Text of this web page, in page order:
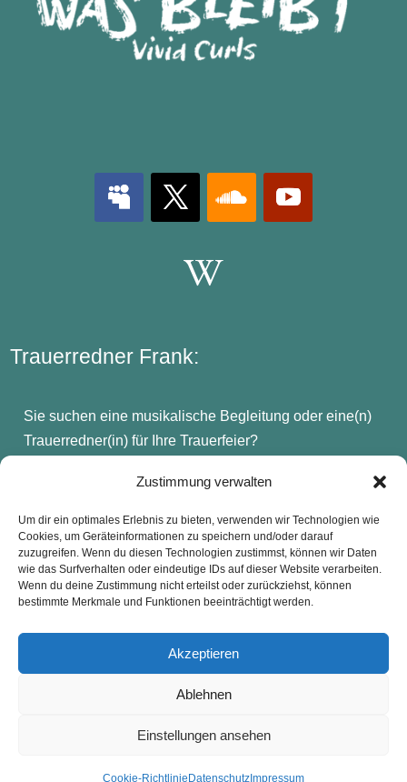
Zustimmung verwalten
Um dir ein optimales Erlebnis zu bieten, verwenden wir Technologien wie
Cookies, um Geräteinformationen zu speichern und/oder darauf
zuzugreifen. Wenn du diesen Technologien zustimmst, können wir Daten
wie das Surfverhalten oder eindeutige IDs auf dieser Website verarbeiten.
Wenn du deine Zustimmung nicht erteilst oder zurückziehst, können
bestimmte Merkmale und Funktionen beeinträchtigt werden.
Akzeptieren
Ablehnen
Einstellungen ansehen
Cookie-Richtlinie Datenschutz Impressum

Trauerredner Frank:
Sie suchen eine musikalische Begleitung oder eine(n)
Trauerredner(in) für Ihre Trauerfeier?
www.trauerredner-frank.de
Kontakt Presse Impressum
Haftung
Widerruf
Webdesign: 2024 by Markus Komposch
© Copyright 2024 by www.vivid-curls.de - All rights
trademark of the respective owners / companies.